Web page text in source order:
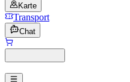
Karte
Transport
Chat